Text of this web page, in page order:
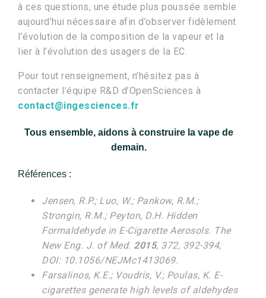
à ces questions, une étude plus poussée semble
aujourd’hui nécessaire afin d’observer fidèlement
l’évolution de la composition de la vapeur et la
lier à l’évolution des usagers de la EC.
Pour tout renseignement, n’hésitez pas à
contacter l’équipe R&D d’OpenSciences à
contact@ingesciences.fr
Tous ensemble, aidons à construire la vape de
demain.
Références :
Jensen, R.P.; Luo, W.; Pankow, R.M.;
Strongin, R.M.; Peyton, D.H. Hidden
Formaldehyde in E-Cigarette Aerosols. The
New Eng. J. of Med. 2015, 372, 392-394,
DOI: 10.1056/NEJMc1413069.
Farsalinos, K.E.; Voudris, V.; Poulas, K. E-
cigarettes generate high levels of aldehydes